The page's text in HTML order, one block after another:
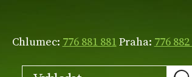
Chlumec: 776 881 881Praha: 776